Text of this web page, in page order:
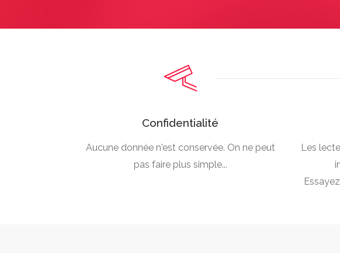
Confidentialité
Aucune donnée n'est conservée. On ne peut
pas faire plus simple...
Les